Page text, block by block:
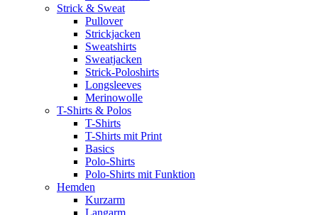
Strick & Sweat
Pullover
Strickjacken
Sweatshirts
Sweatjacken
Strick-Poloshirts
Longsleeves
Merinowolle
T-Shirts & Polos
T-Shirts
T-Shirts mit Print
Basics
Polo-Shirts
Polo-Shirts mit Funktion
Hemden
Kurzarm
Langarm